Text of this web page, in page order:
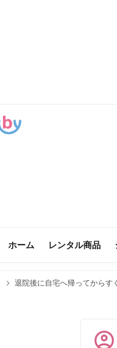
ホーム レンタル商品
退院後に自宅へ帰ってからす